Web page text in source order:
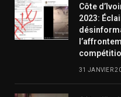
Côte
2023:
31 JANVIER